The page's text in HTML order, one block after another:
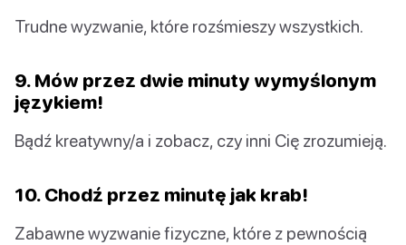
Trudne wyzwanie, które rozśmieszy wszystkich.
9. Mów przez dwie minuty wymyślonym
językiem!
Bądź kreatywny/a i zobacz, czy inni Cię zrozumieją.
10. Chodź przez minutę jak krab!
Zabawne wyzwanie fizyczne, które z pewnością